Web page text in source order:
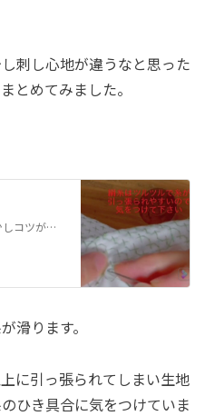
刺し心地が違うなと思った
とめてみました。
絹糸は綿糸よりツルツルしていて少しコツがいるので、そんな絹糸の運針風景を動画にしてみました。裏地も針目を見せるふきんのような作品ではありません。裏地をつけるものの刺し子です。なので、糸始末は玉留め。Silk threads are more slippery than cotton threads and req…
滑ります。
に引っ張られてしまい生地
ひき具合に気をつけていま